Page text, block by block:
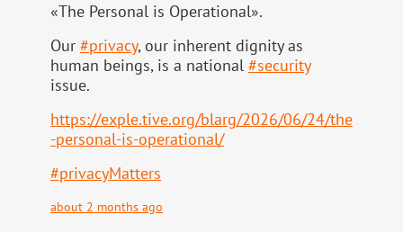
«The Personal is Operational».
Our #privacy, our inherent dignity as
human beings, is a national #security
issue.
https://exple.tive.org/blarg/2026/06/24/the
-personal-is-operational/
#privacyMatters
about 2 months ago